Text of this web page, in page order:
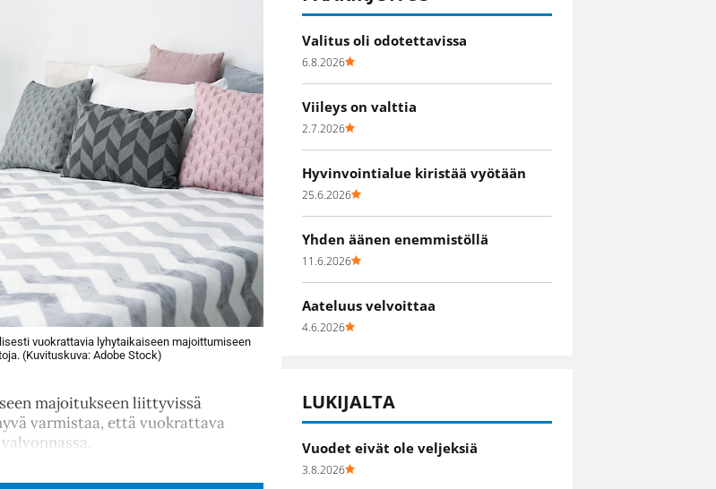
vuokrattavia lyhytaikaiseen majoittumiseen
(Kuvituskuva: Adobe Stock)
majoitukseen liittyvissä
varmistaa, että vuokrattava
Valitus oli odotettavissa
6.8.2026
Viileys on valttia
2.7.2026
Hyvinvointialue kiristää vyötään
25.6.2026
Yhden äänen enemmistöllä
11.6.2026
Aateluus velvoittaa
4.6.2026
LUKIJALTA
Vuodet eivät ole veljeksiä
3.8.2026